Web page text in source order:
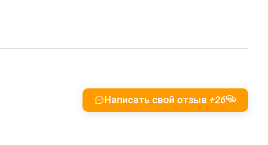
Написать свой отзыв +26